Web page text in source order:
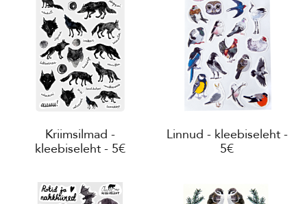
Kriimsilmad -
kleebiseleht - 5€
Linnud - kleebiseleht -
5€